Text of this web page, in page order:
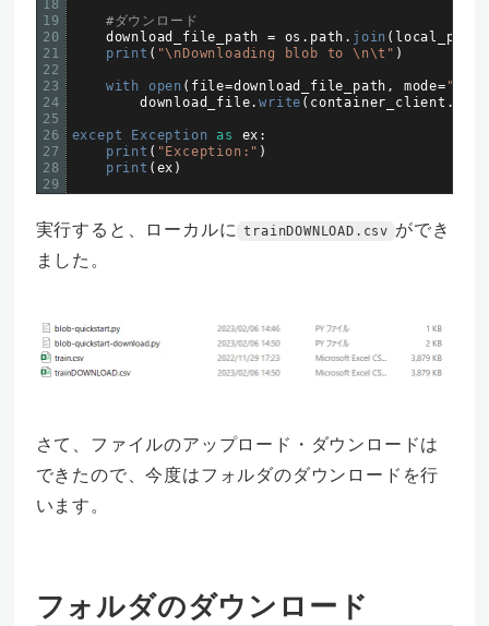
18
19
20
21
22
23
24
25
26
27
28
29
#ダウンロード
download_file_path
= os . path . join ( local_path
print ( "\nDownloading blob to \n\t" )
with open ( file=download_file_path , mode= "wb"
download_file.write ( container_client .
except Exception as ex :
print ( "Exception:" )
print ( ex )
実行すると、ローカルに trainDOWNLOAD.csv ができ
ました。
さて、ファイルのアップロード・ダウンロードは
できたので、今度はフォルダのダウンロードを行
います。
フォルダのダウンロード